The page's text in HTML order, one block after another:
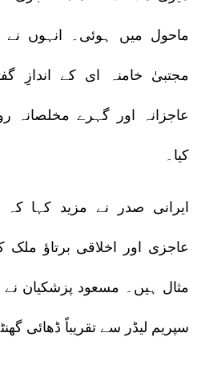
ماحول میں ہوئی۔ انہوں نے
مجتبیٰ خامنہ ای کے اندازِ
عاجزانہ اور گہرے مخلصانہ
کیا۔
ایرانی صدر نے مزید کہا کہ
عاجزی اور اخلاقی برتاؤ ملک
مثال ہیں۔ مسعود پزشکیان نے
سپریم لیڈر سے تقریباً ڈھائی